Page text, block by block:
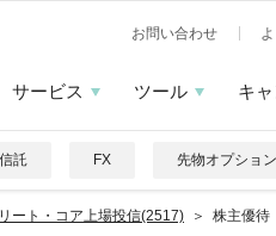
お問い合わせ
サービス ツール キ
託 FX 先物オプション
ート・コア上場投信(2517) 株主優待